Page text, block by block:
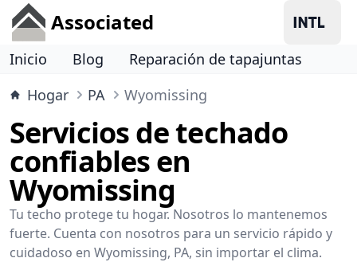
Associated
Inicio Blog
Reparación de tapajuntas
Hogar
PA Wyomissing
Servicios de techado
confiables en
Wyomissing
Tu techo protege tu hogar. Nosotros lo mantenemos
fuerte. Cuenta con nosotros para un servicio rápido y
cuidadoso en Wyomissing, PA, sin importar el clima.